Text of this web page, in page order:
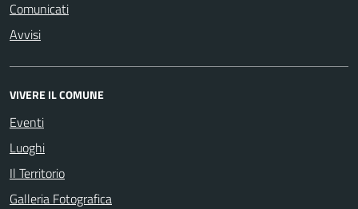
Comunicati
Avvisi
VIVERE IL COMUNE
Eventi
Luoghi
Il Territorio
Galleria Fotografica